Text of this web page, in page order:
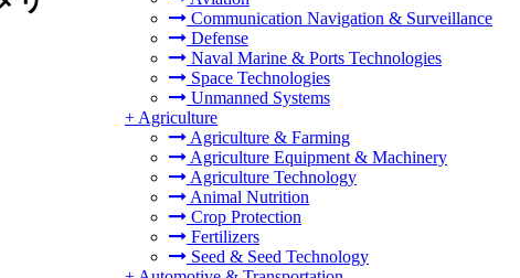
Communication Navigation & Surveillance
Defense
Naval Marine & Ports Technologies
Space Technologies
Unmanned Systems
+ Agriculture
Agriculture & Farming
Agriculture Equipment & Machinery
Agriculture Technology
Animal Nutrition
Crop Protection
Fertilizers
Seed & Seed Technology